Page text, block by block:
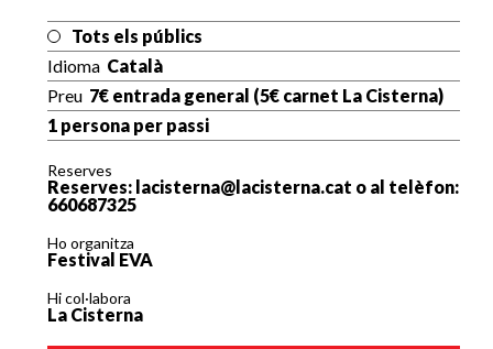
Tots els públics
Idioma Català
Preu 7€ entrada general (5€ carnet La Cisterna)
1 persona per passi
Reserves
Reserves: lacisterna@lacisterna.cat o al telèfon:
660687325
Ho organitza
Festival EVA
Hi col·labora
La Cisterna